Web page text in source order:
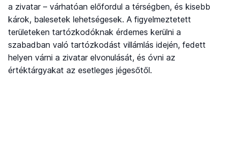
a zivatar – várhatóan előfordul a térségben, és kisebb
károk, balesetek lehetségesek. A figyelmeztetett
területeken tartózkodóknak érdemes kerülni a
szabadban való tartózkodást villámlás idején, fedett
helyen várni a zivatar elvonulását, és óvni az
értéktárgyakat az esetleges jégesőtől.